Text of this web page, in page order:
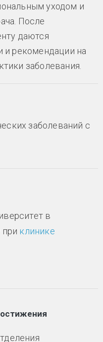
уходом и
После
даются
и рекомендации на
заболевания.
заболеваний с
в
при клинике